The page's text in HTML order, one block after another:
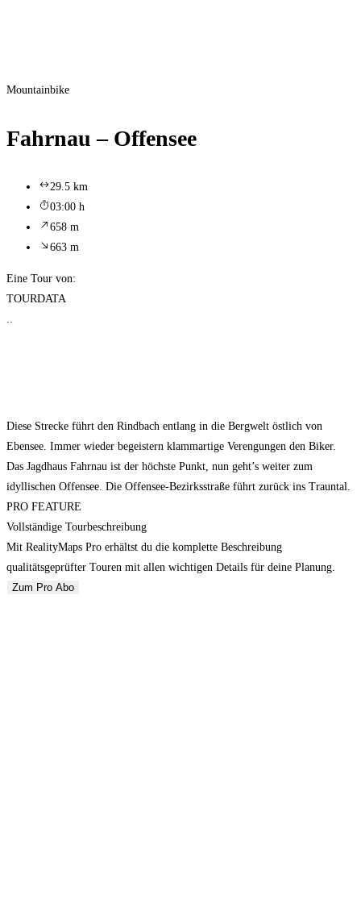
Mountainbike
Fahrnau – Offensee
29.5 km
03:00 h
658 m
663 m
Eine Tour von:
TOURDATA
..
Diese Strecke führt den Rindbach entlang in die Bergwelt östlich von
Ebensee. Immer wieder begeistern klammartige Verengungen den Biker.
Das Jagdhaus Fahrnau ist der höchste Punkt, nun geht’s weiter zum
idyllischen Offensee. Die Offensee-Bezirksstraße führt zurück ins Trauntal.
PRO FEATURE
Vollständige Tourbeschreibung
Mit RealityMaps Pro erhältst du die komplette Beschreibung
qualitätsgeprüfter Touren mit allen wichtigen Details für deine Planung.
Zum Pro Abo